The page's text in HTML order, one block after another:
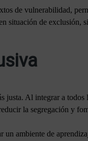
de vulnerabilidad,
situación de exclusión,
Al integrar a
la segregación y
ambiente de